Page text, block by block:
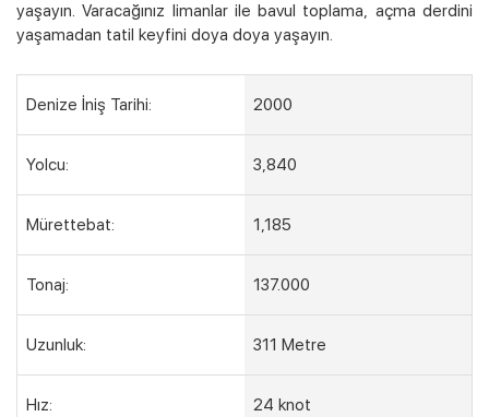
yaşayın. Varacağınız limanlar ile bavul toplama, açma derdini
yaşamadan tatil keyfini doya doya yaşayın.
Denize İniş Tarihi: 2000
Yolcu: 3,840
Mürettebat: 1,185
Tonaj: 137.000
Uzunluk: 311 Metre
Hız: 24 knot